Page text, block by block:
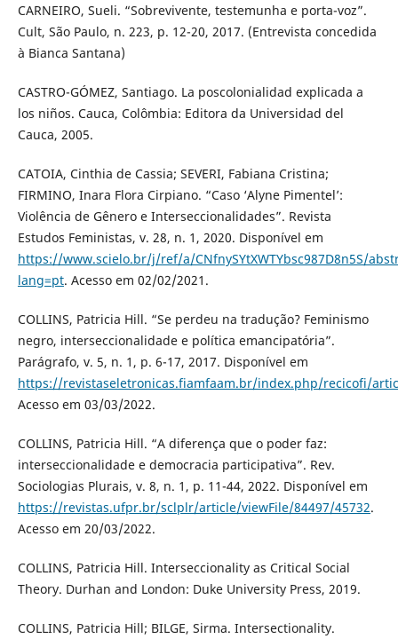
CARNEIRO, Sueli. “Sobrevivente, testemunha e porta-voz”.
Cult, São Paulo, n. 223, p. 12-20, 2017. (Entrevista concedida
à Bianca Santana)
CASTRO-GÓMEZ, Santiago. La poscolonialidad explicada a
los niños. Cauca, Colômbia: Editora da Universidad del
Cauca, 2005.
CATOIA, Cinthia de Cassia; SEVERI, Fabiana Cristina;
FIRMINO, Inara Flora Cirpiano. “Caso ‘Alyne Pimentel’:
Violência de Gênero e Interseccionalidades”. Revista
Estudos Feministas, v. 28, n. 1, 2020. Disponível em
https://www.scielo.br/j/ref/a/CNfnySYtXWTYbsc987D8n5S/
lang=pt. Acesso em 02/02/2021.
COLLINS, Patricia Hill. “Se perdeu na tradução? Feminismo
negro, interseccionalidade e política emancipatória”.
Parágrafo, v. 5, n. 1, p. 6-17, 2017. Disponível em
https://revistaseletronicas.fiamfaam.br/index.php/recicofi/
Acesso em 03/03/2022.
COLLINS, Patricia Hill. “A diferença que o poder faz:
interseccionalidade e democracia participativa”. Rev.
Sociologias Plurais, v. 8, n. 1, p. 11-44, 2022. Disponível em
https://revistas.ufpr.br/sclplr/article/viewFile/84497/45732.
Acesso em 20/03/2022.
COLLINS, Patricia Hill. Interseccionality as Critical Social
Theory. Durhan and London: Duke University Press, 2019.
COLLINS, Patricia Hill; BILGE, Sirma. Intersectionality.